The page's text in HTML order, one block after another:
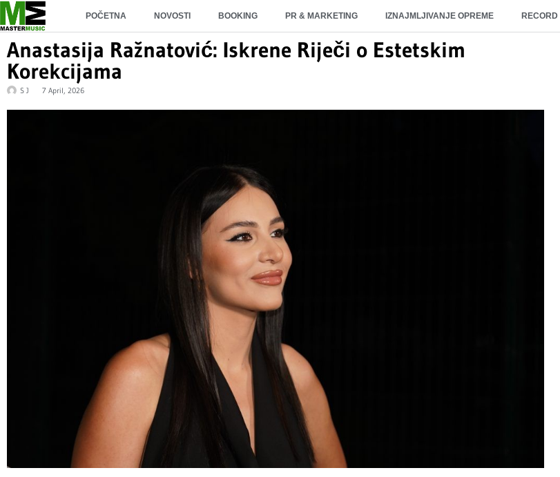
POČETNA NOVOSTI BOOKING PR & MARKETING IZNAJMLJIVANJE OPREME
Anastasija Ražnatović: Iskrene Riječi o Estetskim
Korekcijama
S J 7 April, 2026